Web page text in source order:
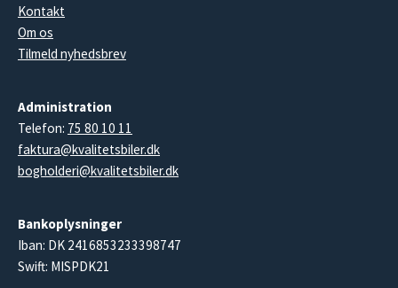
Kontakt
Om os
Tilmeld nyhedsbrev
Administration
Telefon: 75 80 10 11
faktura@kvalitetsbiler.dk
bogholderi@kvalitetsbiler.dk
Bankoplysninger
Iban: DK 2416853233398747
Swift: MISPDK21